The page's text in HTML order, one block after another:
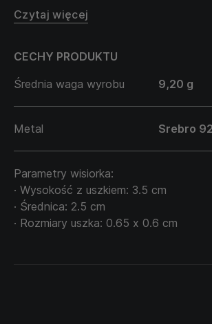
i emocjonalnego wyczucia. Razem
dnia i nocy, świadomości i
wybierają ci, którzy cenią równowagę
potrafią dostosować się do zmian i
wewnętrzną spójność w każdej sytuacji.
Czytaj więcej
CECHY PRODUKTU
Średnia waga wyrobu
9,20 g
Metal Srebro
Parametry wisiorka:
· Wysokość z uszkiem: 3.5 cm
· Średnica: 2.5 cm
· Rozmiary uszka: 0.65 х 0.6 cm